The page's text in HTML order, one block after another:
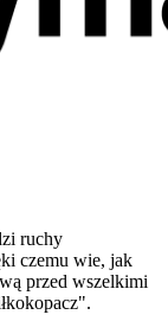
ruchy
czemu wie, jak
przed wszelkimi